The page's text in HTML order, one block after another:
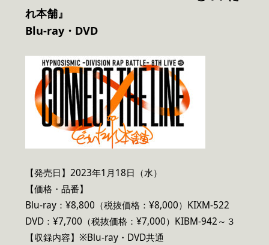
れ本舗』
Blu-ray・DVD
【発売日】2023年1月18日（水）
【価格・品番】
Blu-ray：¥8,800（税抜価格：¥8,000）KIXM-522
DVD：¥7,700（税抜価格：¥7,000）KIBM-942～３
【収録内容】※Blu-ray・DVD共通